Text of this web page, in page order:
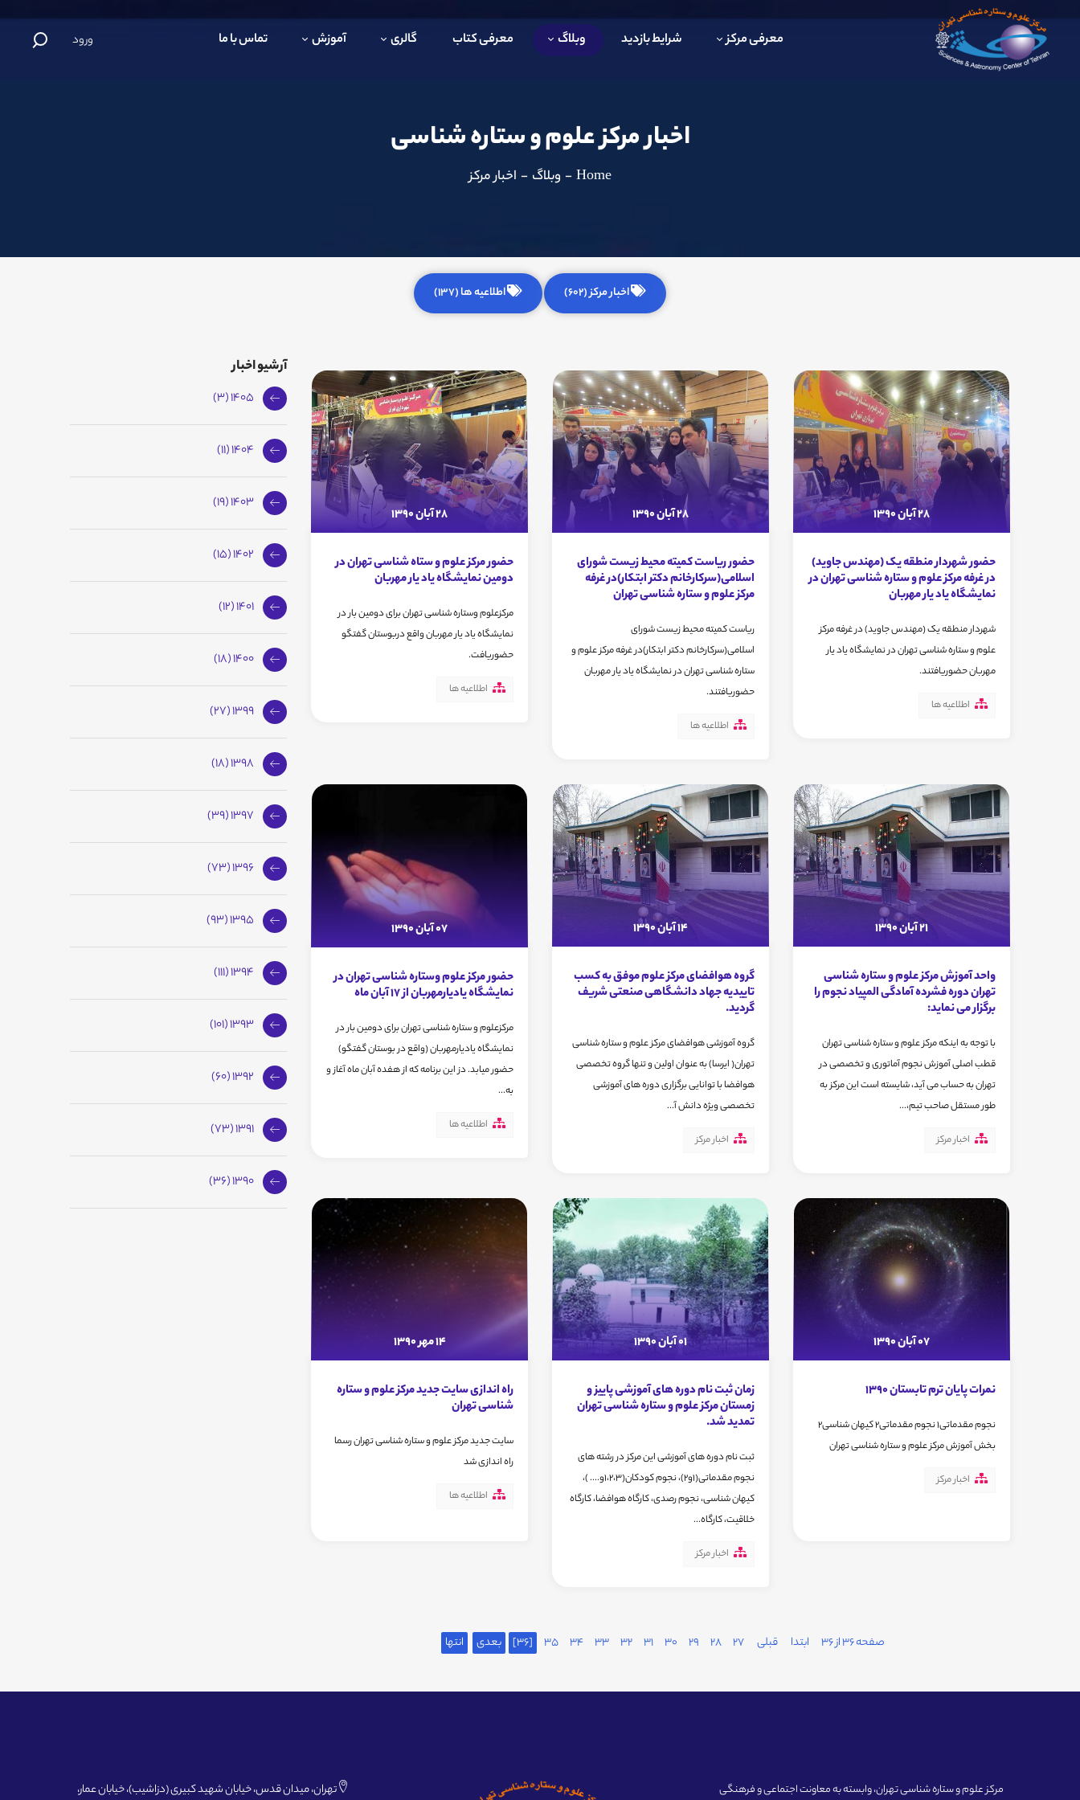
معرفی مرکز شرایط بازدید وبلاگ معرفی کتاب گالری آموزش تماس با ما ورود
اخبار مرکز علوم و ستاره شناسی
Home
- وبلاگ - اخبار مرکز
اخبار مرکز (602) اطلاعیه ها (137)
28 آبان 1390
حضور شهردار منطقه یک (مهندس جاوید)
در غرفه مرکز علوم و ستاره شناسی تهران در
نمایشگاه یاد یار مهربان
شهردار منطقه یک (مهندس جاوید) در غرفه مرکز
علوم و ستاره شناسی تهران در نمایشگاه یاد یار
مهربان حضوریافتند.
اطلاعیه ها
28 آبان 1390
حضور ریاست کمیته محیط زیست شورای
اسلامی(سرکارخانم دکتر ابتکار)در غرفه
مرکز علوم و ستاره شناسی تهران
ریاست کمیته محیط زیست شورای
اسلامی(سرکارخانم دکتر ابتکار)در غرفه مرکز علوم و
ستاره شناسی تهران در نمایشگاه یاد یار مهربان
حضوریافتند.
اطلاعیه ها
28 آبان 1390
حضور مرکز علوم و ستاه شناسی تهران در
دومین نمایشگاه یاد یار مهربان
مرکزعلوم وستاره شناسی تهران برای دومین بار در
نمایشگاه یاد یار مهربان واقع دربوستان گفتگو
حضوریافت.
اطلاعیه ها
21 آبان 1390
واحد آموزش مرکز علوم و ستاره شناسی
تهران دوره فشرده آمادگی المپیاد نجوم را
برگزار می نماید:
با توجه به اینکه مرکز علوم و ستاره شناسی تهران
قطب اصلی آموزش نجوم آماتوری و تخصصی در
تهران به حساب می آید، شایسته است این مرکز به
طور مستقل صاحب تیم،...
اخبار مرکز
14 آبان 1390
گروه هوافضای مرکز علوم موفق به کسب
تاییدیه جهاد دانشگاهی صنعتی شریف
گردید.
گروه آموزشی هوافضای مرکز علوم و ستاره شناسی
تهران( ایرسا) به عنوان اولین و تنها گروه تخصصی
هوافضا با توانایی برگزاری دوره های آموزشی
تخصصی ویژه دانش آ...
اخبار مرکز
07 آبان 1390
حضور مرکز علوم وستاره شناسی تهران در
نمایشگاه یادیارمهربان از 17 آبان ماه
مرکزعلوم و ستاره شناسی تهران برای دومین بار در
نمایشگاه یادیارمهربان (واقع در بوستان گفتگو)
حضور میابد. دز این برنامه که از هفده آبان ماه آغاز و
به...
اطلاعیه ها
07 آبان 1390
نمرات پایان ترم تابستان 1390
نجوم مقدماتی1 نجوم مقدماتی2 کیهان شناسی2
بخش آموزش مرکز علوم و ستاره شناسی تهران
اخبار مرکز
01 آبان 1390
زمان ثبت نام دوره های آموزشی پاییز و
زمستان مرکز علوم و ستاره شناسی تهران
تمدید شد.
ثبت نام دوره های آموزشی این مرکز در رشته های
نجوم مقدماتی(1و2)، نجوم کودکان(1،2،3و.... )،
کیهان شناسی، نجوم رصدی، کارگاه هوافضا، کارگاه
خلاقیت، کارگاه...
اخبار مرکز
14 مهر 1390
راه اندازی سایت جدید مرکز علوم و ستاره
شناسی تهران
سایت جدید مرکز علوم و ستاره شناسی تهران رسما
راه اندازی شد
اطلاعیه ها
صفحه 36 از 36 ابتدا قبلی 27
28
29
30
31
32
33
34
35
[36] بعدی انتها
آرشیو اخبار
1405 (3)
1404 (11)
1403 (19)
1402 (15)
1401 (12)
1400 (18)
1399 (27)
1398 (18)
1397 (39)
1396 (73)
1395 (93)
1394 (111)
1393 (101)
1392 (60)
1391 (73)
1390 (36)
مرکز علوم و ستاره شناسی تهران، وابسته به معاونت اجتماعی و فرهنگی
تهران، میدان قدس، خیابان شهید کبیری (دزاشیب)، خیابان عمار،